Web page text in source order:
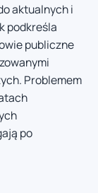
aktualnych i
podkreśla
publiczne
Problemem
po